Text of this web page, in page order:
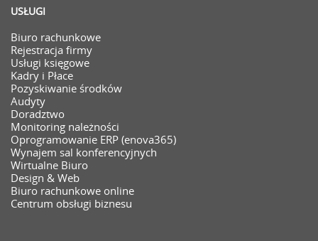
USŁUGI
Biuro rachunkowe
Rejestracja firmy
Usługi księgowe
Kadry i Płace
Pozyskiwanie środków
Audyty
Doradztwo
Monitoring należności
Oprogramowanie ERP (enova365)
Wynajem sal konferencyjnych
Wirtualne Biuro
Design & Web
Biuro rachunkowe online
Centrum obsługi biznesu